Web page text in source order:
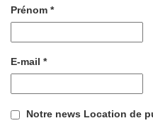
Prénom *
E-mail *
Notre news Location de